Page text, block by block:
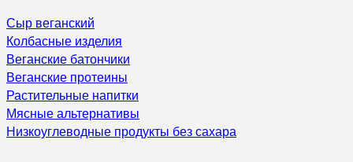
Сыр веганский
Колбасные изделия
Веганские батончики
Веганские протеины
Растительные напитки
Мясные альтернативы
Низкоуглеводные продукты без сахара